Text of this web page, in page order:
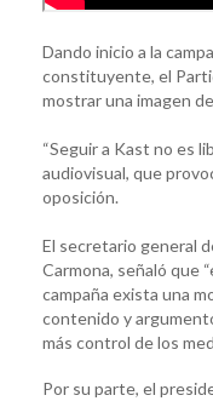
Dando inicio a la
constituyente, el
mostrar una imagen
“Seguir a Kast no es
audiovisual, que
oposición.
El secretario general
Carmona, señaló que
campaña exista una
contenido y
más control de los
Por su parte, el